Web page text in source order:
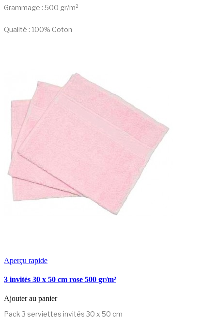
Grammage : 500 gr/m²
Qualité : 100% Coton
Aperçu rapide
3 invités 30 x 50 cm rose 500 gr/m²
Ajouter au panier
Pack 3 serviettes invités 30 x 50 cm